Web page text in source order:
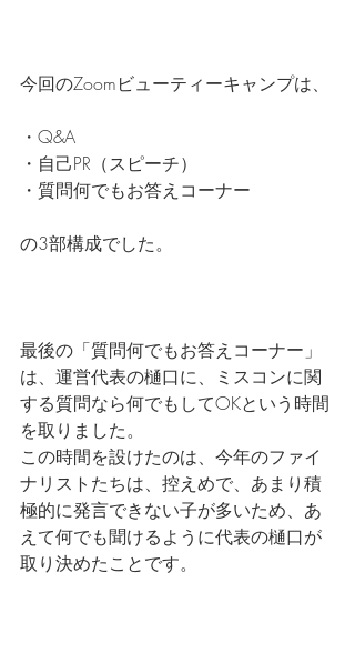
今回のZoomビューティーキャンプは、
・Q&A
・自己PR（スピーチ）
・質問何でもお答えコーナー
の3部構成でした。
最後の「質問何でもお答えコーナー」
は、運営代表の樋口に、ミスコンに関
する質問なら何でもしてOKという時間
を取りました。
この時間を設けたのは、今年のファイ
ナリストたちは、控えめで、あまり積
極的に発言できない子が多いため、あ
えて何でも聞けるように代表の樋口が
取り決めたことです。